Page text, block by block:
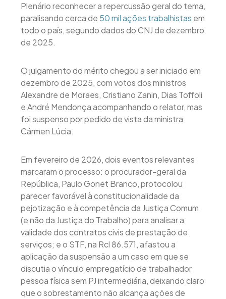
Plenário reconhecer a repercussão geral do tema,
paralisando cerca de 50 mil ações trabalhistas em
todo o país, segundo dados do CNJ de dezembro
de 2025.
O julgamento do mérito chegou a ser iniciado em
dezembro de 2025, com votos dos ministros
Alexandre de Moraes, Cristiano Zanin, Dias Toffoli
e André Mendonça acompanhando o relator, mas
foi suspenso por pedido de vista da ministra
Cármen Lúcia.
Em fevereiro de 2026, dois eventos relevantes
marcaram o processo: o procurador-geral da
República, Paulo Gonet Branco, protocolou
parecer favorável à constitucionalidade da
pejotização e à competência da Justiça Comum
(e não da Justiça do Trabalho) para analisar a
validade dos contratos civis de prestação de
serviços; e o STF, na Rcl 86.571, afastou a
aplicação da suspensão a um caso em que se
discutia o vínculo empregatício de trabalhador
pessoa física sem PJ intermediária, deixando claro
que o sobrestamento não alcança ações de